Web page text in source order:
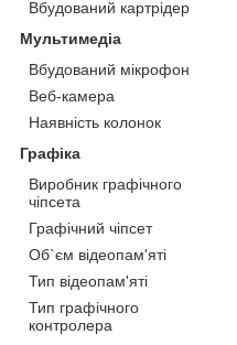
Вбудований картрідер
Мультимедіа
Вбудований мікрофон
Веб-камера
Наявність колонок
Графіка
Виробник графічного
чіпсета
Графічний чіпсет
Об`єм відеопам'яті
Тип відеопам'яті
Тип графічного
контролера